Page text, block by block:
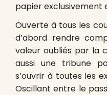
papier exclusivement
Ouverte à tous les
d’abord rendre
valeur oubliés par la
aussi une tribune
s’ouvrir à toutes les
Oscillant entre le